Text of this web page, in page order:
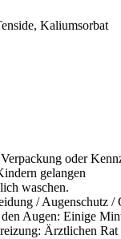
Kaliumsorbat
oder
gelangen
waschen.
/ Augenschutz /
Augen: Einige
Ärztlichen